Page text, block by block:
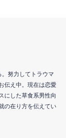
努力してトラウマ
伝え中。現在は恋愛
にした草食系男性向
の在り方を伝えてい